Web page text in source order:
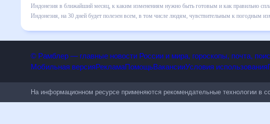
покажет все изменения в динамике и даст понять, какая будет погода в
нужно быть готовым и как правильно спланировать 30 дней. Подобный
© Рамблер — главные новости России и мира, гороскопы, почта,
На информационном ресурсе применяются рекомендательные